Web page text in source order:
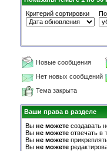
Критерий сортировки
Новые сообщения
Нет новых сообщений
Тема закрыта
Ваши права в разделе
Вы не можете создавать
Вы не можете отвечать в
Вы не можете
Вы не можете